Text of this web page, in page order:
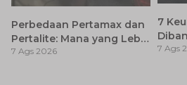
Perbedaan Pertamax dan
Pertalite: Mana yang Lebih
Baik untuk Mobil Toyota
7 Ags 2026
7
Anda
7 Ags